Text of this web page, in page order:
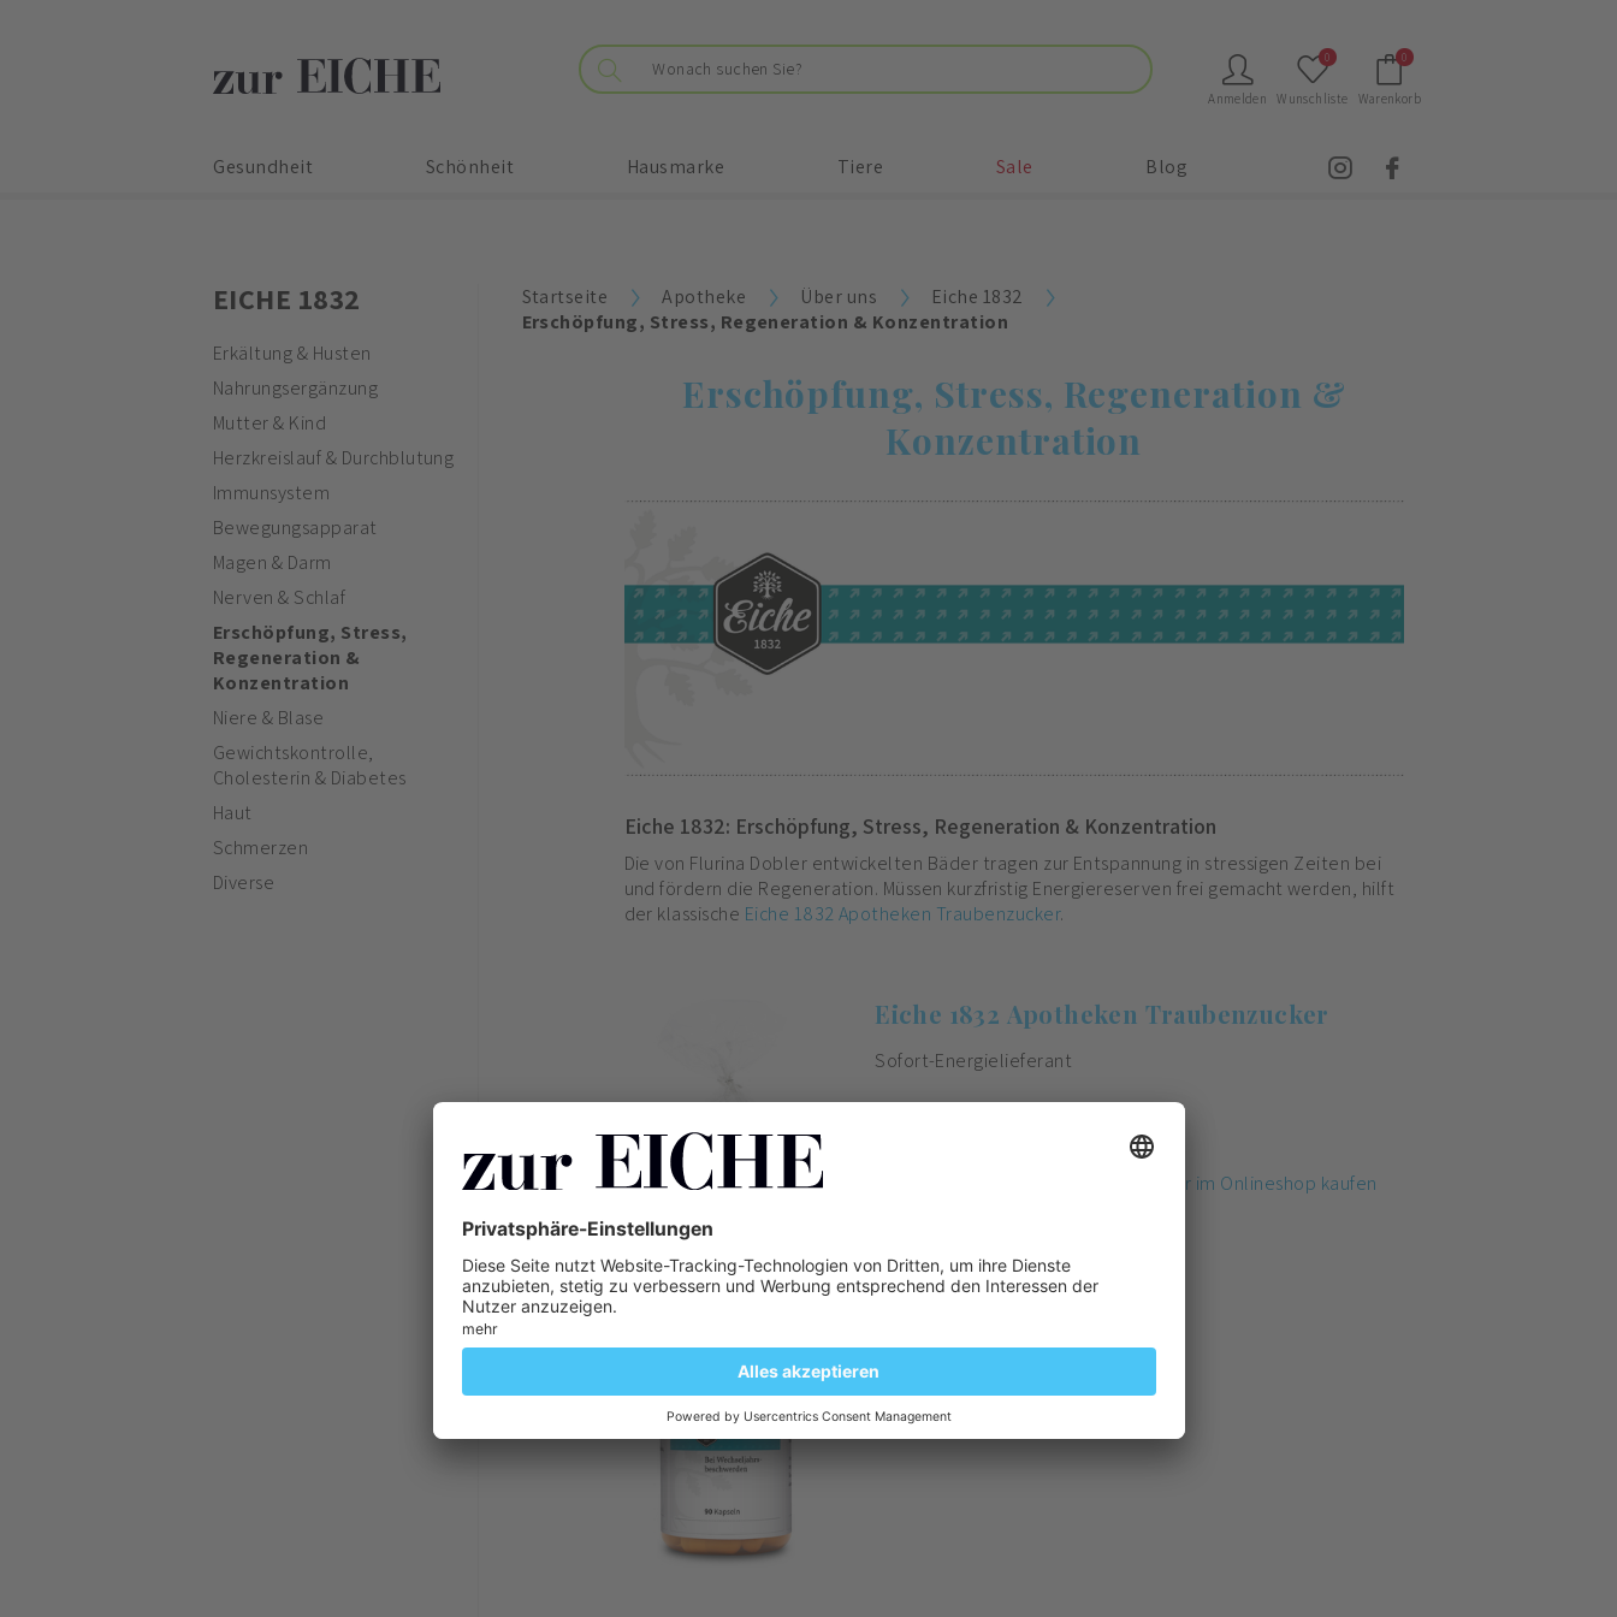
Anmelden
0
Wunschliste
0
Warenkorb
Gesundheit Schönheit Hausmarke Tiere Sale Blog
Startseite Apotheke Über uns
Eiche 1832
Erschöpfung, Stress, Regeneration & Konzentration
Erschöpfung, Stress, Regeneration &
Konzentration
Eiche 1832: Erschöpfung, Stress, Regeneration & Konzentration
Die von Flurina Dobler entwickelten Bäder tragen zur Entspannung in stressigen Zeiten bei
und fördern die Regeneration. Müssen kurzfristig Energiereserven frei gemacht werden, hilft
der klassische Eiche 1832 Apotheken Traubenzucker.
Eiche 1832 Apotheken Traubenzucker
Sofort-Energielieferant
Eiche 1832 Apotheken Traubenzucker im Onlineshop kaufen
EICHE 1832
Erkältung & Husten
Nahrungsergänzung
Mutter & Kind
Herzkreislauf & Durchblutung
Immunsystem
Bewegungsapparat
Magen & Darm
Nerven & Schlaf
Erschöpfung, Stress,
Regeneration &
Konzentration
Niere & Blase
Gewichtskontrolle,
Cholesterin & Diabetes
Haut
Schmerzen
Diverse